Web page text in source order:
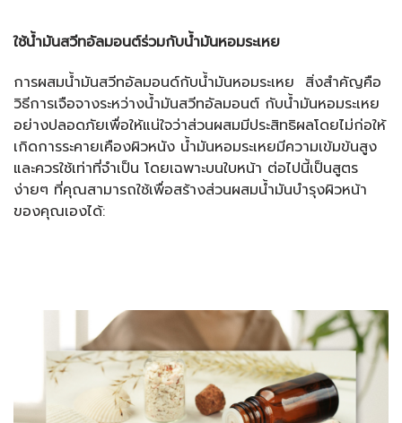
ใช้น้ำมันสวีทอัลมอนต์ร่วมกับน้ำมันหอมระเหย
การผสมน้ำมันสวีทอัลมอนด์กับน้ำมันหอมระเหย สิ่งสำคัญคือ
วิธีการเจือจางระหว่างน้ำมันสวีทอัลมอนต์ กับน้ำมันหอมระเหย
อย่างปลอดภัยเพื่อให้แน่ใจว่าส่วนผสมมีประสิทธิผลโดยไม่ก่อให้
เกิดการระคายเคืองผิวหนัง น้ำมันหอมระเหยมีความเข้มข้นสูง
และควรใช้เท่าที่จำเป็น โดยเฉพาะบนใบหน้า ต่อไปนี้เป็นสูตร
ง่ายๆ ที่คุณสามารถใช้เพื่อสร้างส่วนผสมน้ำมันบำรุงผิวหน้า
ของคุณเองได้: